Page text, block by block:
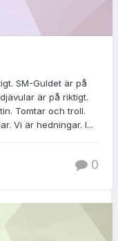
SM-Guldet är på
är på riktigt.
Tomtar och troll.
Vi är hedningar. I...
0